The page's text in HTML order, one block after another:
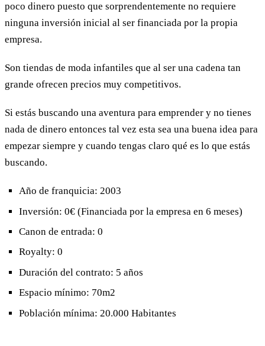
poco dinero puesto que sorprendentemente no requiere
ninguna inversión inicial al ser financiada por la propia
empresa.
Son tiendas de moda infantiles que al ser una cadena tan
grande ofrecen precios muy competitivos.
Si estás buscando una aventura para emprender y no tienes
nada de dinero entonces tal vez esta sea una buena idea para
empezar siempre y cuando tengas claro qué es lo que estás
buscando.
Año de franquicia: 2003
Inversión: 0€ (Financiada por la empresa en 6 meses)
Canon de entrada: 0
Royalty: 0
Duración del contrato: 5 años
Espacio mínimo: 70m2
Población mínima: 20.000 Habitantes